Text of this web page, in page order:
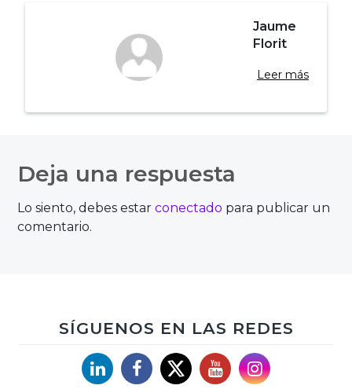
Jaume
Florit
Leer más
de
entradas
Deja una respuesta
Lo siento, debes estarconectado para publicar un
comentario.
SÍGUENOS EN LAS REDES
LinkedinFacebook
X YouTubeInstagram